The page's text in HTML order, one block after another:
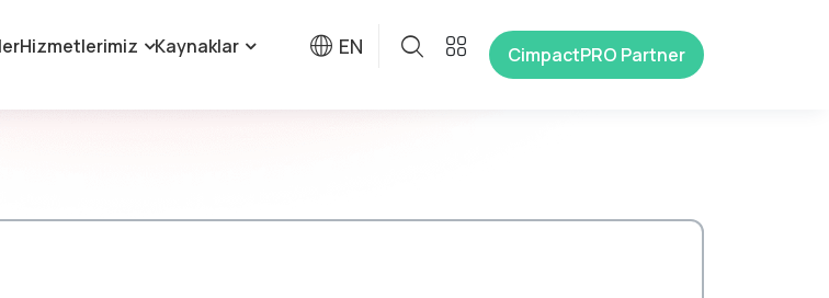
Hizmetlerimiz Kaynaklar EN CimpactPRO Partner